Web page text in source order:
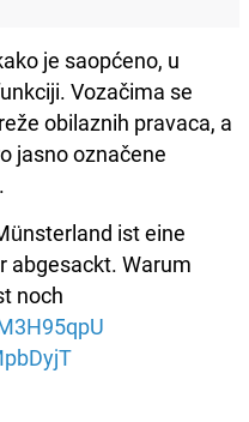
je saopćeno, u
Vozačima se
obilaznih pravaca, a
jasno označene
ist eine
abgesackt. Warum
noch